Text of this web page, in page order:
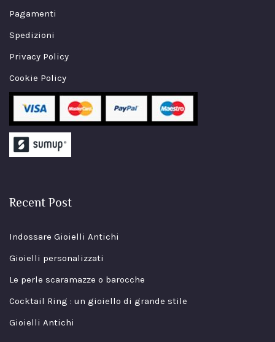
Pagamenti
Spedizioni
Privacy Policy
Cookie Policy
Recent Post
Indossare Gioielli Antichi
Gioielli personalizzati
Le perle scaramazze o barocche
Cocktail Ring : un gioiello di grande stile
Gioielli Antichi